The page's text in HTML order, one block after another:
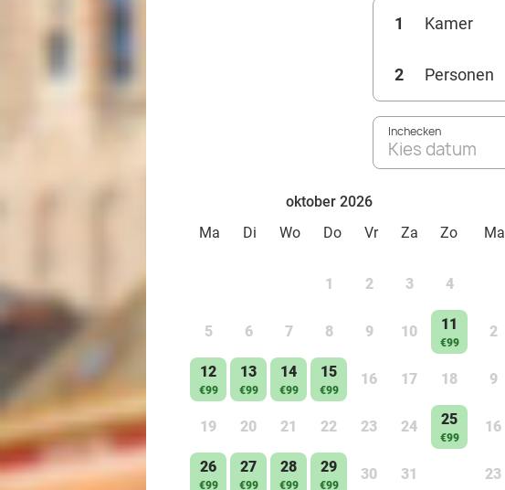
1 Kamer
2 Personen
Inchecken
Kies datum
oktober 2026
Ma
Di Wo Do Vr Za Zo
1 2 3 4
5 6 7 8 9 10 11
€99
12
€99
13
€99
14
€99
15
€99
16 17 18
19 20 21 22 23 24 25
€99
26
€99
27
€99
28
€99
29
€99
30 31
Ma
2
9
16
23